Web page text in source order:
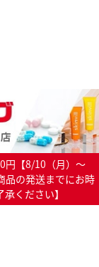
円【8/10（月）～
品の発送までにお時
ください】